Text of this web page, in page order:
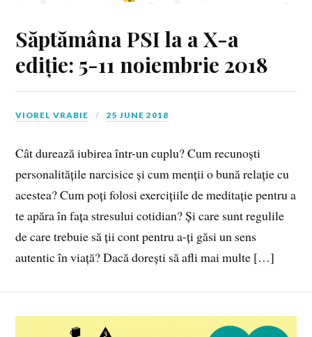
Săptămâna PSI la a X-a
ediție: 5-11 noiembrie 2018
VIOREL VRABIE 25 JUNE 2018
Cât durează iubirea într-un cuplu? Cum recunoști
personalitățile narcisice și cum menții o bună relație cu
acestea? Cum poți folosi exercițiile de meditație pentru a
te apăra în fața stresului cotidian? Și care sunt regulile
de care trebuie să ții cont pentru a-ți găsi un sens
autentic în viață? Dacă dorești să afli mai multe […]